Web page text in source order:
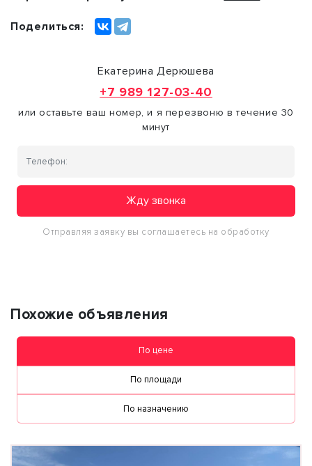
Поделиться:
Екатерина Дерюшева
+7 989 127-03-40
или оставьте ваш номер, и я перезвоню в течение 30
минут
Жду звонка
Отправляя заявку вы соглашаетесь на обработку
Похожие объявления
По цене
По площади
По назначению